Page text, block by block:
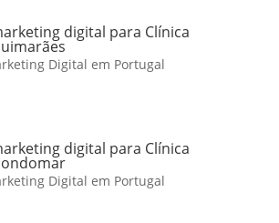
digital para Clínica
Digital em Portugal
digital para Clínica
Digital em Portugal